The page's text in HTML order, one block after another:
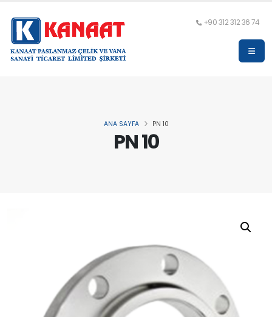
+90 312 312 36 74
PN 10
ANA SAYFA PN 10